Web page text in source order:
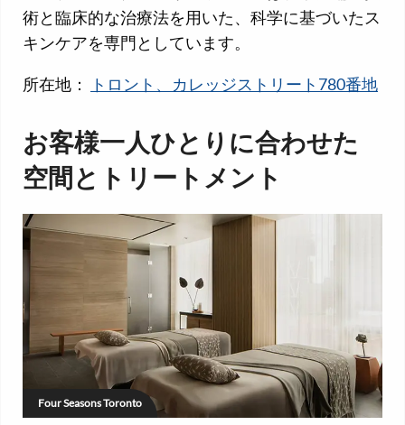
術と臨床的な治療法を用いた、科学に基づいたス
キンケアを専門としています。
所在地： トロント、カレッジストリート780番地
お客様一人ひとりに合わせた
空間とトリートメント
Four Seasons Toronto